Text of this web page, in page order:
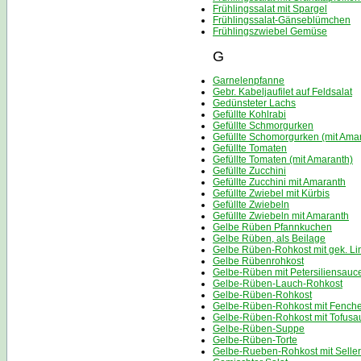
Frühlingssalat mit Spargel
Frühlingssalat-Gänseblümchen
Frühlingszwiebel Gemüse
G
Garnelenpfanne
Gebr. Kabeljaufilet auf Feldsalat
Gedünsteter Lachs
Gefüllte Kohlrabi
Gefüllte Schmorgurken
Gefüllte Schomorgurken (mit
Gefüllte Tomaten
Gefüllte Tomaten (mit Amaranth)
Gefüllte Zucchini
Gefüllte Zucchini mit Amaranth
Gefüllte Zwiebel mit Kürbis
Gefüllte Zwiebeln
Gefüllte Zwiebeln mit Amaranth
Gelbe Rüben Pfannkuchen
Gelbe Rüben, als Beilage
Gelbe Rüben-Rohkost mit gek.
Gelbe Rübenrohkost
Gelbe-Rüben mit
Gelbe-Rüben-Lauch-Rohkost
Gelbe-Rüben-Rohkost
Gelbe-Rüben-Rohkost mit Fenchel
Gelbe-Rüben-Rohkost mit
Gelbe-Rüben-Suppe
Gelbe-Rüben-Torte
Gelbe-Rueben-Rohkost mit